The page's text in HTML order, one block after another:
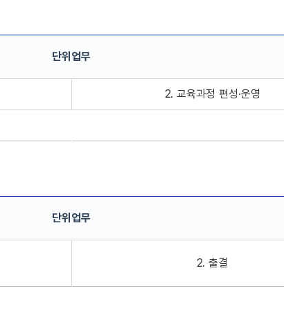
단위업무
2. 교육과정 편성·운영
단위업무
2. 출결